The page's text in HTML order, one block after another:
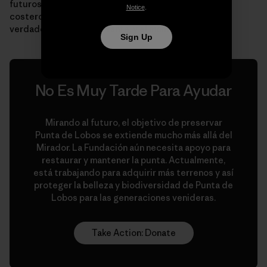
futuros asentamientos a lo largo de nuestro borde
costero. Tenemos la oportunidad de salvar lo que es
verdaderamente importante, y el momento es ahora”.
No Es Muy Tarde Para Ayudar
Mirando al futuro, el objetivo de preservar
Punta de Lobos se extiende mucho más allá del
Mirador. La Fundación aún necesita apoyo para
restaurar y mantener la punta. Actualmente,
está trabajando para adquirir más terrenos y así
proteger la belleza y biodiversidad de Punta de
Lobos para las generaciones venideras.
Take Action: Donate
Notice.
Sign Up